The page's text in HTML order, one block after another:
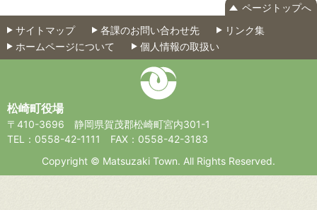
ページトップへ
サイトマップ
各課のお問い合わせ先
リンク集
ホームページについて
個人情報の取扱い
松崎町役場
〒410-3696
静岡県賀茂郡松崎町宮内301-1
TEL：0558-42-1111
FAX：0558-42-3183
Copyright © Matsuzaki Town. All Rights Reserved.